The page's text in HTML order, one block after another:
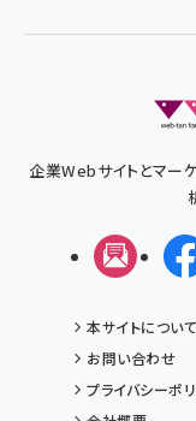
企業Webサイトとマー
メルマ
本サイトについて
お問い合わせ
プライバシーポ